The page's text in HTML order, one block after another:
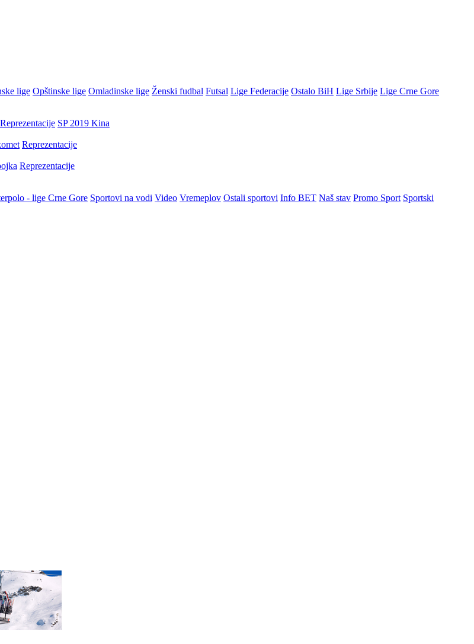
lige Opštinske lige Omladinske lige Ženski fudbal Futsal Lige Federacije Ostalo BiH Lige Srbije Lige Crne Gore
Reprezentacije SP 2019 Kina
Reprezentacije
Reprezentacije
- lige Crne Gore Sportovi na vodi Video Vremeplov Ostali sportovi Info BET Naš stav Promo Sport Sportski